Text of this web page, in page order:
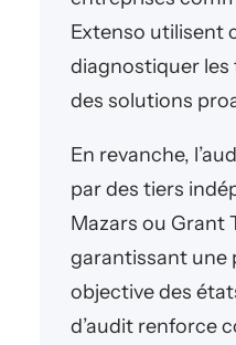
Extenso utilisent
diagnostiquer les
des solutions
En revanche,
par des tiers
Mazars ou Grant
garantissant une
objective des
d’audit renforce